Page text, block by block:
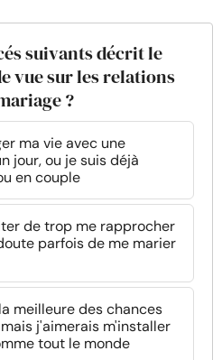
suivants décrit le
vue sur les relations
?
ma vie avec une
jour, ou je suis déjà
en couple
de trop me rapprocher
parfois de me marier
meilleure des chances
j'aimerais m'installer
tout le monde